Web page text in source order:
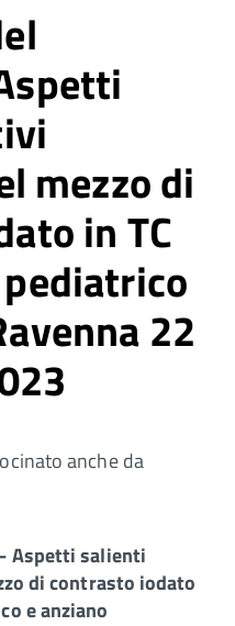
mezzo di
in TC
22
anche da
Aspetti salienti
di contrasto iodato
e anziano